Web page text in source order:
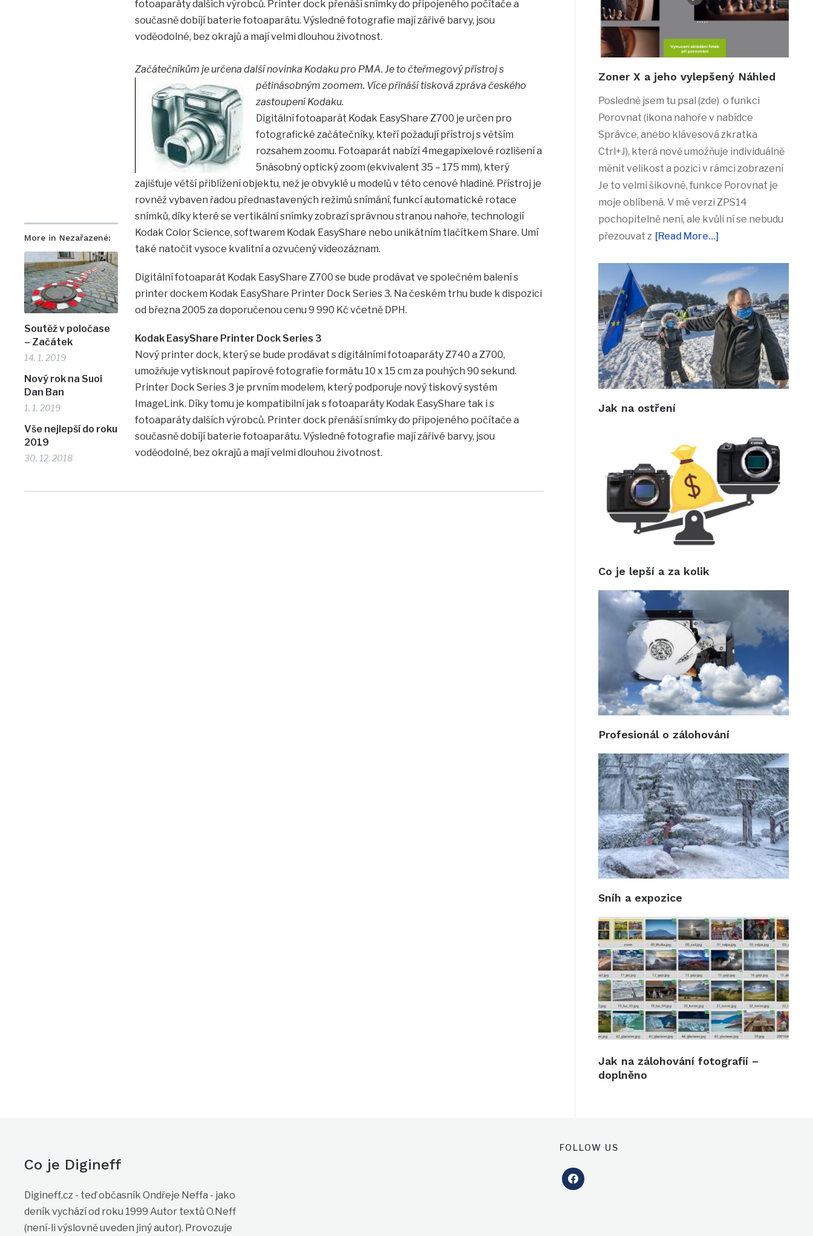
More in Nezařazené:
Soutěž v poločase
– Začátek
14. 1. 2019
Nový rok na Suoi
Dan Ban
1. 1. 2019
Vše nejlepší do roku
2019
30. 12. 2018
fotoaparáty dalších výrobců. Printer dock přenáší snímky do připojeného počítače a
současně dobíjí baterie fotoaparátu. Výsledné fotografie mají zářivé barvy, jsou
voděodolné, bez okrajů a mají velmi dlouhou životnost.
Začátečníkům je určena další novinka Kodaku pro PMA. Je to čteřmegový přístroj s
pětinásobným zoomem. Více přináší tisková zpráva českého
zastoupení Kodaku.
Digitální fotoaparát Kodak EasyShare Z700 je určen pro
fotografické začátečníky, kteří požadují přístroj s větším
rozsahem zoomu. Fotoaparát nabízí 4megapixelové rozlišení a
5násobný optický zoom (ekvivalent 35 – 175 mm), který
zajišťuje větší přiblížení objektu, než je obvyklé u modelů v této cenové hladině. Přístroj je
rovněž vybaven řadou přednastavených režimů snímání, funkcí automatické rotace
snímků, díky které se vertikální snímky zobrazí správnou stranou nahoře, technologií
Kodak Color Science, softwarem Kodak EasyShare nebo unikátním tlačítkem Share. Umí
také natočit vysoce kvalitní a ozvučený videozáznam.
Digitální fotoaparát Kodak EasyShare Z700 se bude prodávat ve společném balení s
printer dockem Kodak EasyShare Printer Dock Series 3. Na českém trhu bude k dispozici
od března 2005 za doporučenou cenu 9 990 Kč včetně DPH.
Kodak EasyShare Printer Dock Series 3
Nový printer dock, který se bude prodávat s digitálními fotoaparáty Z740 a Z700,
umožňuje vytisknout papírové fotografie formátu 10 x 15 cm za pouhých 90 sekund.
Printer Dock Series 3 je prvním modelem, který podporuje nový tiskový systém
ImageLink. Díky tomu je kompatibilní jak s fotoaparáty Kodak EasyShare tak i s
fotoaparáty dalších výrobců. Printer dock přenáší snímky do připojeného počítače a
současně dobíjí baterie fotoaparátu. Výsledné fotografie mají zářivé barvy, jsou
voděodolné, bez okrajů a mají velmi dlouhou životnost.
Zoner X a jeho vylepšený Náhled
Posledně jsem tu psal (zde) o funkci
Porovnat (ikona nahoře v nabídce
Správce, anebo klávesová zkratka
Ctrl+J), která nově umožňuje individuálně
měnit velikost a pozici v rámci zobrazení
Je to velmi šikovné, funkce Porovnat je
moje oblíbená. V mé verzi ZPS14
pochopitelně není, ale kvůli ní se nebudu
přezouvat z [Read More…]
Jak na ostření
Co je lepší a za kolik
Profesionál o zálohování
Sníh a expozice
Jak na zálohování fotografií –
doplněno
Co je Digineff
Digineff.cz - teď občasník Ondřeje Neffa - jako
deník vychází od roku 1999 Autor textů O.Neff
(není-li výslovně uveden jiný autor). Provozuje
FOLLOW US
facebook